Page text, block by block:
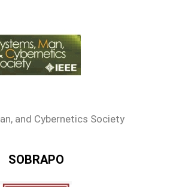
and Cybernetics Society
SOBRAPO